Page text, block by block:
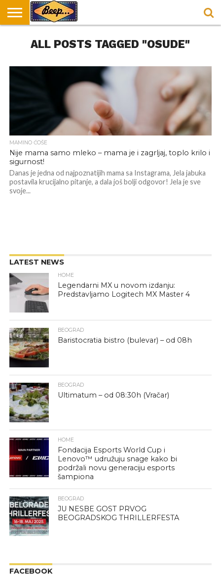
DORUČAK
SVAKODNEVICA
ENTERTAINMENT
LOKACIJE
HRANA I
RECEPTI
NEPUSACKI
LOKALI
ALL POSTS TAGGED "OSUDE"
MAMINO ĆOŠE
Nije mama samo mleko – mama je i zagrljaj, toplo krilo i
sigurnost!
Danas je jedna od najpoznatijih mama sa Instagrama, Jela jabuka
postavila krucijalno pitanje, a dala još bolji odgovor! Jela je sve
svoje...
LATEST NEWS
HOME
Legendarni MX u novom izdanju:
Predstavljamo Logitech MX Master 4
BEOGRAD
Baristocratia bistro (bulevar) – od 08h
BEOGRAD
Ultimatum – od 08:30h (Vračar)
HOME
Fondacija Esports World Cup i
Lenovo™ udružuju snage kako bi
podržali novu generaciju esports
šampiona
BEOGRAD
JU NESBE GOST PRVOG
BEOGRADSKOG THRILLERFESTA
FACEBOOK